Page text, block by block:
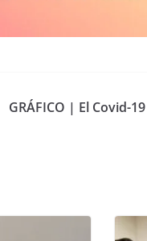
GRÁFICO | El Covid-